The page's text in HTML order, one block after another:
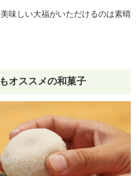
味しい大福がいただけるのは素晴
オススメの和菓子